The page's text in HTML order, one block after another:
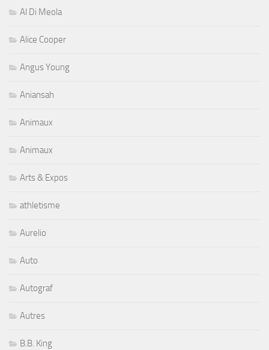
Al Di Meola
Alice Cooper
Angus Young
Aniansah
Animaux
Animaux
Arts & Expos
athletisme
Aurelio
Auto
Autograf
Autres
B.B. King